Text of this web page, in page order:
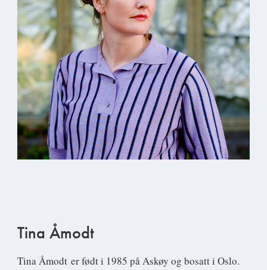
Tina Åmodt
Tina Åmodt er født i 1985 på Askøy og bosatt i Oslo.